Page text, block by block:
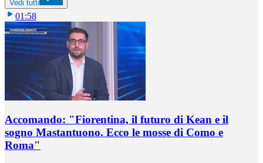
Vedi tutti
01:58
Accomando: "Fiorentina, il futuro di Kean e il
sogno Mastantuono. Ecco le mosse di Como e
Roma"